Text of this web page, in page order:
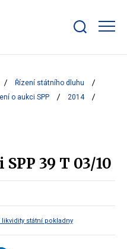
bar
Řízení státního dluhu
o aukci SPP
2014
39 T 03/10
státní pokladny